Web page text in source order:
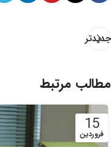
جدیدتر
مطالب مرتبط
15
فروردین